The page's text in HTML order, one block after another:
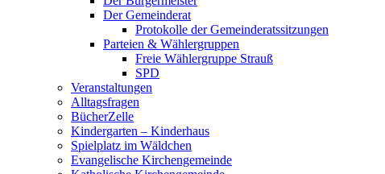
Der Gemeinderat
Protokolle der Gemeinderatssitzungen
Parteien & Wählergruppen
Freie Wählergruppe Strauß
SPD
Veranstaltungen
Alltagsfragen
BücherZelle
Kindergarten – Kinderhaus
Spielplatz im Wäldchen
Evangelische Kirchengemeinde